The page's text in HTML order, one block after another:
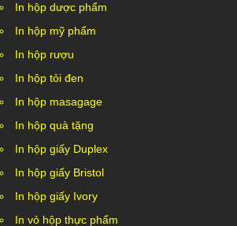
In hộp dược phẩm
In hộp mỹ phẩm
In hộp rượu
In hộp tỏi đen
In hộp masagage
In hộp quà tặng
In hộp giấy Duplex
In hộp giấy Bristol
In hộp giấy Ivory
In vỏ hộp thực phẩm